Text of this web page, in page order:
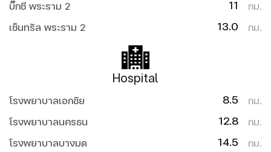
บิ๊กซี พระราม 2 11 กม.
เซ็นทรัล พระราม 2 13.0 กม.
Hospital
โรงพยาบาลเอกชัย 8.5 กม.
โรงพยาบาลนครธน 12.8 กม.
โรงพยาบาลบางมด 14.5 กม.